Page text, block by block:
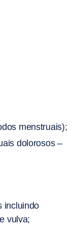
menstruais);
dolorosos –
incluindo
vulva;